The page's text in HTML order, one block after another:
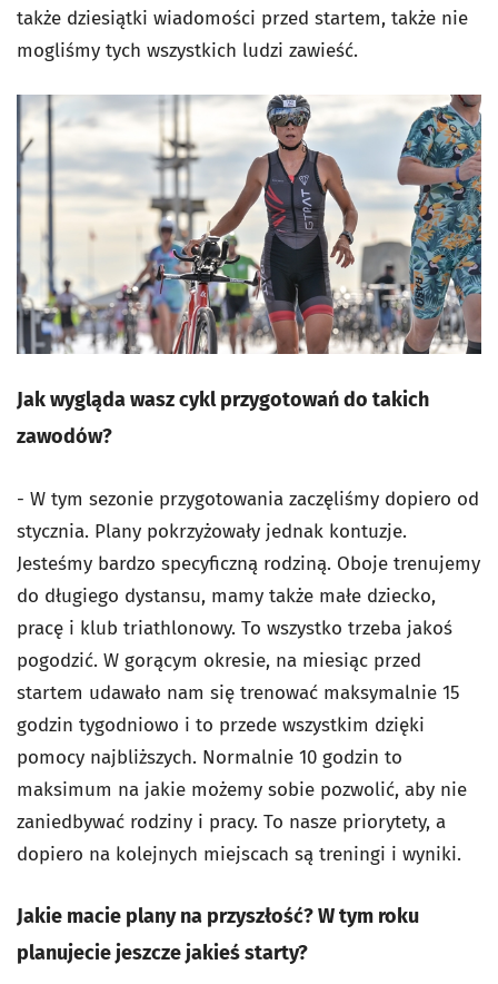
także dziesiątki wiadomości przed startem, także nie
mogliśmy tych wszystkich ludzi zawieść.
Jak wygląda wasz cykl przygotowań do takich
zawodów?
- W tym sezonie przygotowania zaczęliśmy dopiero od
stycznia. Plany pokrzyżowały jednak kontuzje.
Jesteśmy bardzo specyficzną rodziną. Oboje trenujemy
do długiego dystansu, mamy także małe dziecko,
pracę i klub triathlonowy. To wszystko trzeba jakoś
pogodzić. W gorącym okresie, na miesiąc przed
startem udawało nam się trenować maksymalnie 15
godzin tygodniowo i to przede wszystkim dzięki
pomocy najbliższych. Normalnie 10 godzin to
maksimum na jakie możemy sobie pozwolić, aby nie
zaniedbywać rodziny i pracy. To nasze priorytety, a
dopiero na kolejnych miejscach są treningi i wyniki.
Jakie macie plany na przyszłość? W tym roku
planujecie jeszcze jakieś starty?